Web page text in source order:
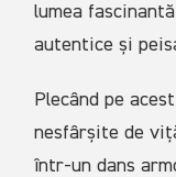
lumea
autentice și
Plecând pe
nesfârșite de
într-un dans